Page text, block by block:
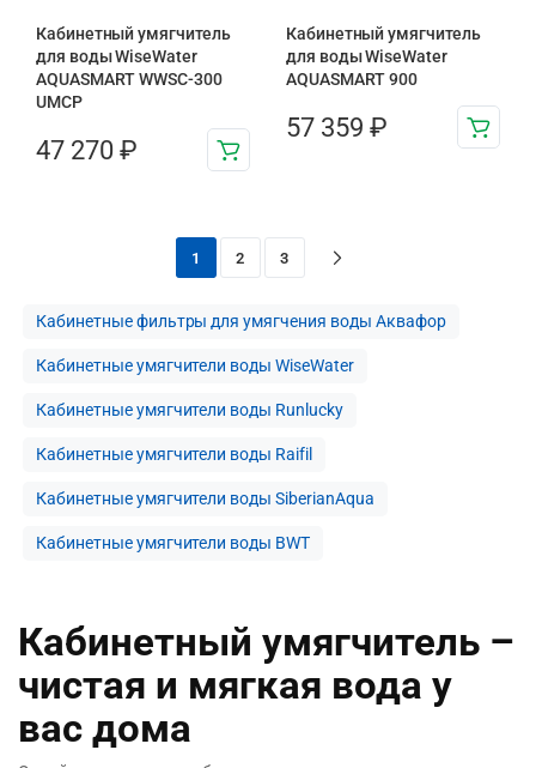
Кабинетный умягчитель
для воды WiseWater
AQUASMART WWSC-300
UMCP
47 270 ₽
Кабинетный умягчитель
для воды WiseWater
AQUASMART 900
57 359 ₽
1 2 3
Кабинетные фильтры для умягчения воды Аквафор
Кабинетные умягчители воды WiseWater
Кабинетные умягчители воды Runlucky
Кабинетные умягчители воды Raifil
Кабинетные умягчители воды SiberianAqua
Кабинетные умягчители воды BWT
Кабинетный умягчитель –
чистая и мягкая вода у
вас дома